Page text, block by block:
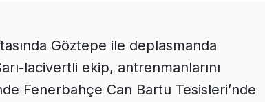
Göztepe ile deplasmanda
lacivertli ekip, antrenmanlarını
Fenerbahçe Can Bartu Tesisleri’nde